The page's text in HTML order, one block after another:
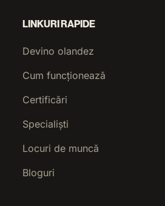
LINKURI RAPIDE
Devino olandez
Cum funcționează
Certificări
Specialiști
Locuri de muncă
Bloguri